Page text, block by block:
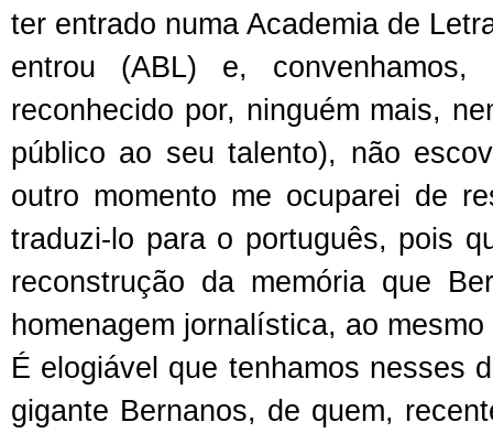
ter entrado numa Academia de
entrou (ABL) e,
reconhecido por, ninguém mais,
público ao seu talento), não
outro momento me ocuparei de
traduzi-lo para o português, pois
reconstrução da memória que
homenagem jornalística, ao
É elogiável que tenhamos nesses
gigante Bernanos, de quem,